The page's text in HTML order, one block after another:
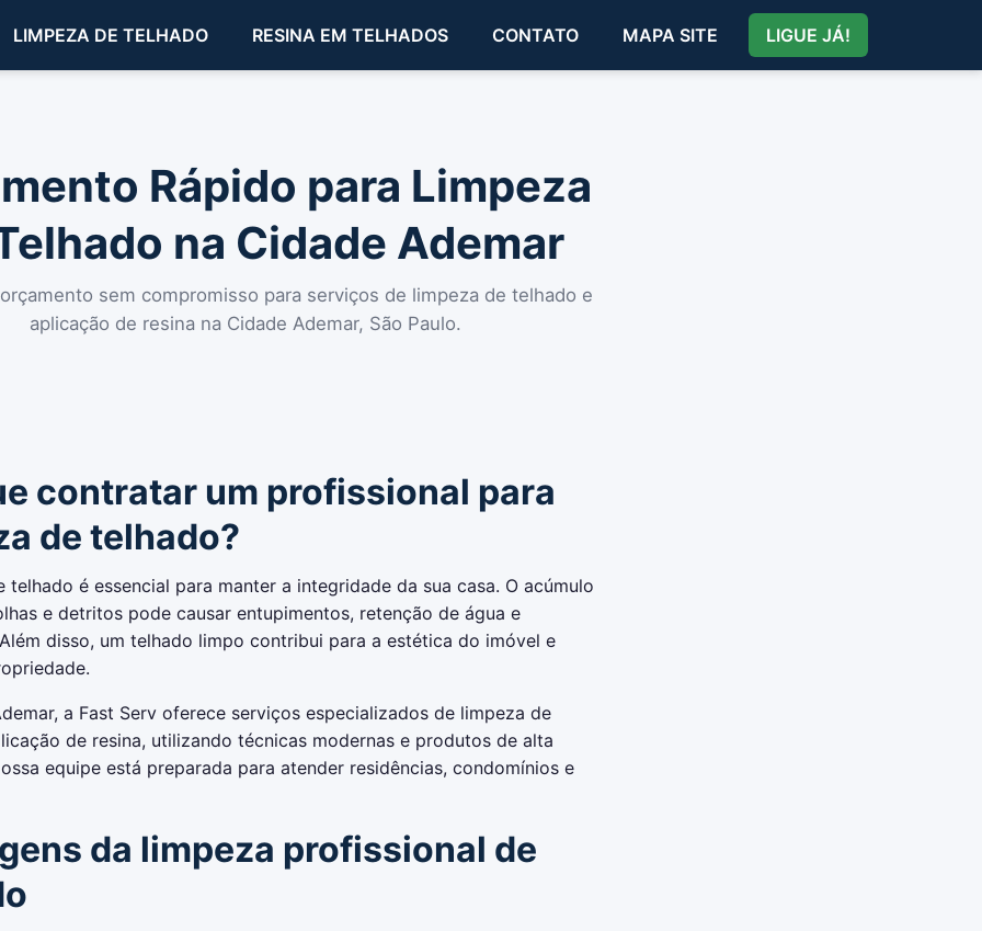
LIMPEZA DE TELHADO RESINA EM TELHADOS CONTATO MAPA SITE LIGUE JÁ!
Rápido para Limpeza
na Cidade Ademar
sem compromisso para serviços de limpeza de telhado e
aplicação de resina na Cidade Ademar, São Paulo.
contratar um profissional para
de telhado?
telhado é essencial para manter a integridade da sua casa. O acúmulo
e detritos pode causar entupimentos, retenção de água e
disso, um telhado limpo contribui para a estética do imóvel e
a Fast Serv oferece serviços especializados de limpeza de
de resina, utilizando técnicas modernas e produtos de alta
equipe está preparada para atender residências, condomínios e
da limpeza profissional de